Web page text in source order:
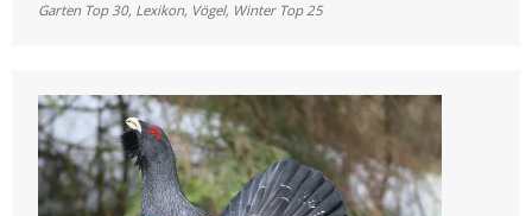
Garten Top 30, Lexikon, Vögel, Winter Top 25